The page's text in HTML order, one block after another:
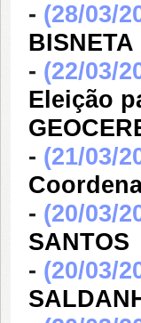
- (28/03/
BISNETA
- (22/03/
Eleição
- (21/03/
- (20/03/
SANTOS
- (20/03/